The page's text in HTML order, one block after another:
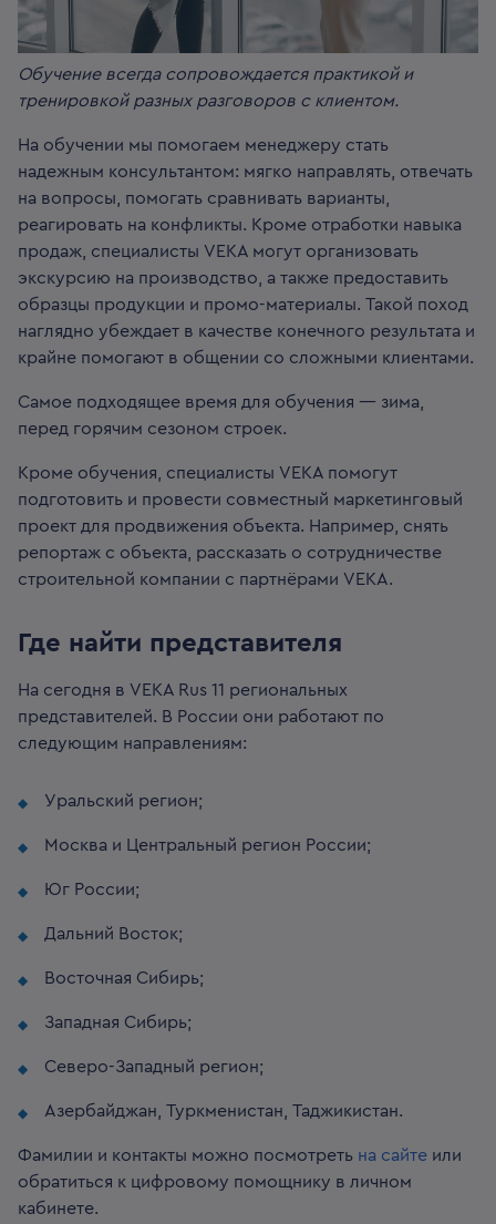
Обучение всегда сопровождается практикой и
тренировкой разных разговоров с клиентом.
На обучении мы помогаем менеджеру стать
надежным консультантом: мягко направлять, отвечать
на вопросы, помогать сравнивать варианты,
реагировать на конфликты. Кроме отработки навыка
продаж, специалисты VEKA могут организовать
экскурсию на производство, а также предоставить
образцы продукции и промо-материалы. Такой поход
наглядно убеждает в качестве конечного результата и
крайне помогают в общении со сложными клиентами.
Самое подходящее время для обучения — зима,
перед горячим сезоном строек.
Кроме обучения, специалисты VEKA помогут
подготовить и провести совместный маркетинговый
проект для продвижения объекта. Например, снять
репортаж с объекта, рассказать о сотрудничестве
строительной компании с партнёрами VEKA.
Где найти представителя
На сегодня в VEKA Rus 11 региональных
представителей. В России они работают по
следующим направлениям:
Уральский регион;
Москва и Центральный регион России;
Юг России;
Дальний Восток;
Восточная Сибирь;
Западная Сибирь;
Северо-Западный регион;
Азербайджан, Туркменистан, Таджикистан.
Фамилии и контакты можно посмотреть на сайте или
обратиться к цифровому помощнику в личном
кабинете.